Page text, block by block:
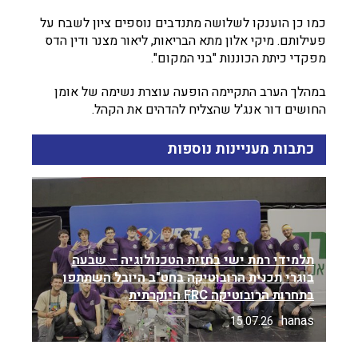
כמו כן הוענקו לשלושה מתנדבים נוספים ציון לשבח על
פעילותם. מיקי אלון מתא הבריאות, ליאור מצנר ודין הדס
מפקדי כיתת הכוננות "בני המקום".
במהלך הערב התקיימה הופעה עוצרת נשימה של אומן
החושים דור אנג'ל שהצליח להדהים את הקהל.
כתבות מעניינות נוספות
תלמידי רמת ישי בחזית הטכנולוגיה – שבעה
בוגרי תכנית הרובוטיקה בחט"ב היובל השתתפו
בתחרות הרובוטיקה FRC היוקרתית
hanas
15.07.26